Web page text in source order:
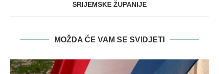
SRIJEMSKE ŽUPANIJE
MOŽDA ĆE VAM SE SVIDJETI